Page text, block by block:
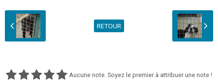
RETOUR
Aucune note. Soyez le premier à attribuer une note !